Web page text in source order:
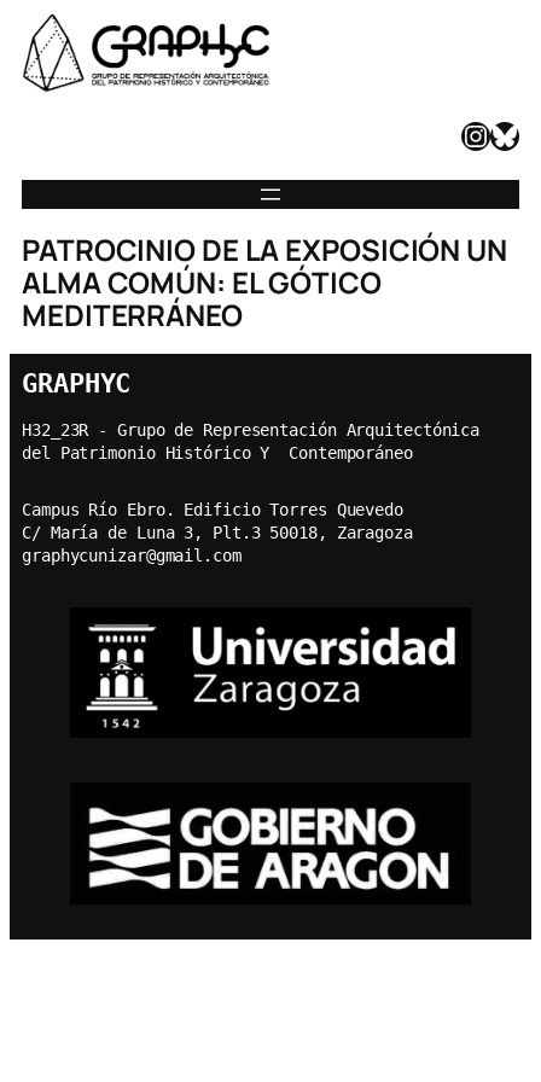
InstagramBluesky
PATROCINIO DE LA EXPOSICIÓN UN
ALMA COMÚN: EL GÓTICO
MEDITERRÁNEO
GRAPHYC
H32_23R - Grupo de Representación Arquitectónica
del Patrimonio Histórico Y  Contemporáneo
Campus Río Ebro. Edificio Torres Quevedo
C/ María de Luna 3, Plt.3 50018, Zaragoza
graphycunizar@gmail.com